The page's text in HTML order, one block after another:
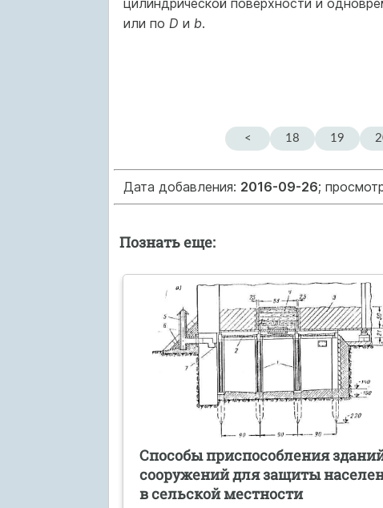
цилиндрической поверхности и
или по D и b.
< 18 19
Дата добавления: 2016-09-26;
Познать еще:
Способы приспособления
сооружений для защиты
в сельской местности